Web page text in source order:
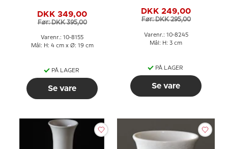
DKK 349,00
Før: DKK 395,00
Varenr.: 10-8155
Mål: H: 4 cm x Ø: 19 cm
PÅ LAGER
Se vare
DKK 249,00
Før: DKK 295,00
Varenr.: 10-8245
Mål: H: 3 cm
PÅ LAGER
Se vare